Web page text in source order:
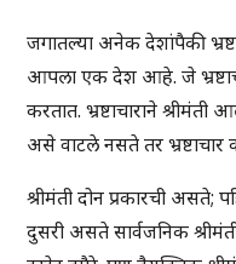
जगातल्या अनेक देशांपैकी
आपला एक देश आहे. जे
करतात. भ्रष्टाचाराने
असे वाटले नसते तर
श्रीमंती दोन प्रकारची
दुसरी असते सार्वजनिक